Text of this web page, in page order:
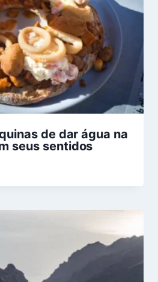
de dar água na
seus sentidos